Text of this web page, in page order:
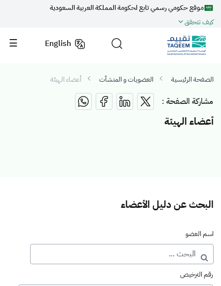
موقع حكومي رسمي تابع لحكومة المملكة العربية السعودية
كيف تتحقق
English
الصفحة الرئيسية العضويات و المنشآت أعضاء الهيئة
مشاركة الصفحة :
أعضاء الهيئة
البحث عن دليل الأعضاء
اسم العضو
رقم الترخيص